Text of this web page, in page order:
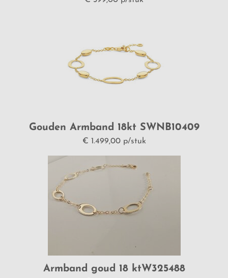
Gouden Armband 18kt SWNB10409
€ 1.499,00 p/stuk
Armband goud 18 ktW325488